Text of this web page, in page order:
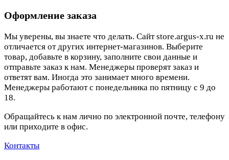
Оформление заказа
Мы уверены, вы знаете что делать. Сайт store.argus-x.ru не
отличается от других интернет-магазинов. Выберите
товар, добавьте в корзину, заполните свои данные и
отправьте заказ к нам. Менеджеры проверят заказ и
ответят вам. Иногда это занимает много времени.
Менеджеры работают с понедельника по пятницу с 9 до
18.
Обращайтесь к нам лично по электронной почте, телефону
или приходите в офис.
Контакты